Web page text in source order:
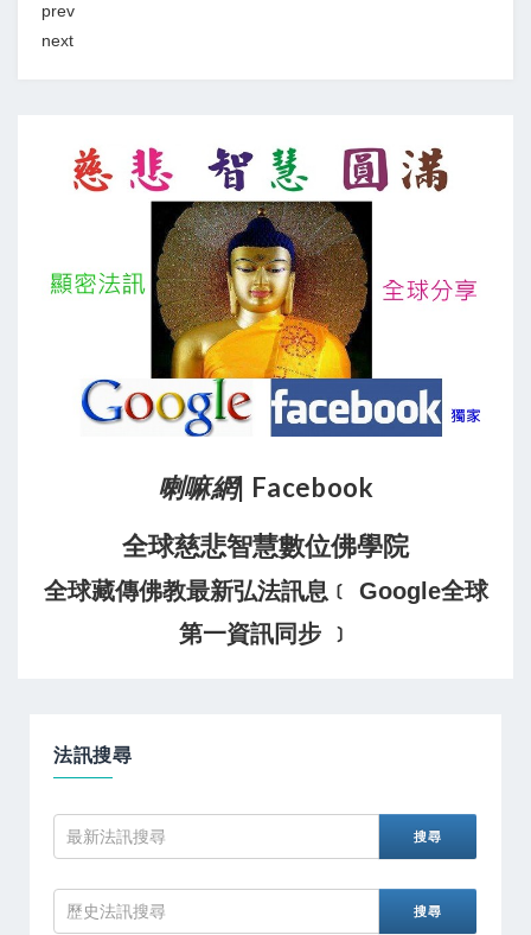
prev
next
喇嘛網| Facebook
全球慈悲智慧數位佛學院
全球藏傳佛教最新弘法訊息﹝ Google全球
第一資訊同步 ﹞
法訊搜尋